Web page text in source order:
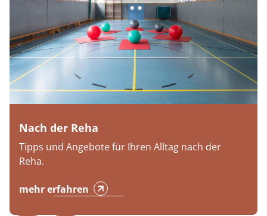
Nach der Reha
Tipps und Angebote für Ihren Alltag nach der
Reha.
mehr erfahren